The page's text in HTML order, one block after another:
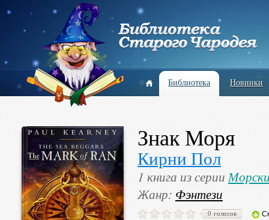
Библиотека Новинки
Знак Моря
Кирни Пол
1 книга из серии
Жанр: Фэнтези
0 голосов